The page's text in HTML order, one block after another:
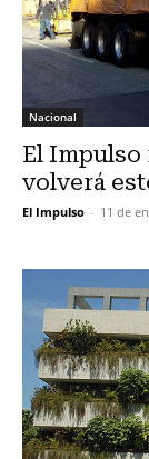
Nacional
El
volverá
El Impulso - 11 de